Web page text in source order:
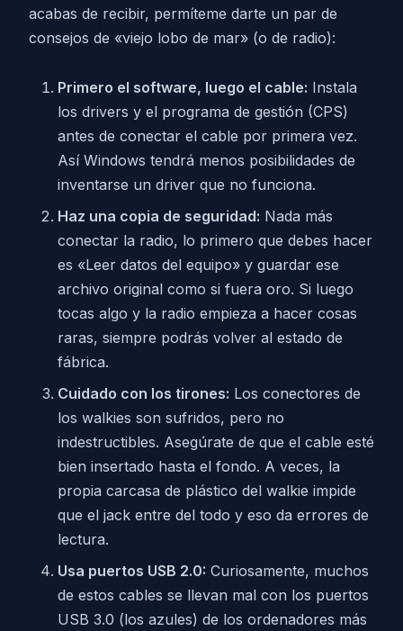
acabas de recibir, permíteme darte un par de
consejos de «viejo lobo de mar» (o de radio):
Primero el software, luego el cable: Instala
los drivers y el programa de gestión (CPS)
antes de conectar el cable por primera vez.
Así Windows tendrá menos posibilidades de
inventarse un driver que no funciona.
Haz una copia de seguridad: Nada más
conectar la radio, lo primero que debes hacer
es «Leer datos del equipo» y guardar ese
archivo original como si fuera oro. Si luego
tocas algo y la radio empieza a hacer cosas
raras, siempre podrás volver al estado de
fábrica.
Cuidado con los tirones: Los conectores de
los walkies son sufridos, pero no
indestructibles. Asegúrate de que el cable esté
bien insertado hasta el fondo. A veces, la
propia carcasa de plástico del walkie impide
que el jack entre del todo y eso da errores de
lectura.
Usa puertos USB 2.0: Curiosamente, muchos
de estos cables se llevan mal con los puertos
USB 3.0 (los azules) de los ordenadores más